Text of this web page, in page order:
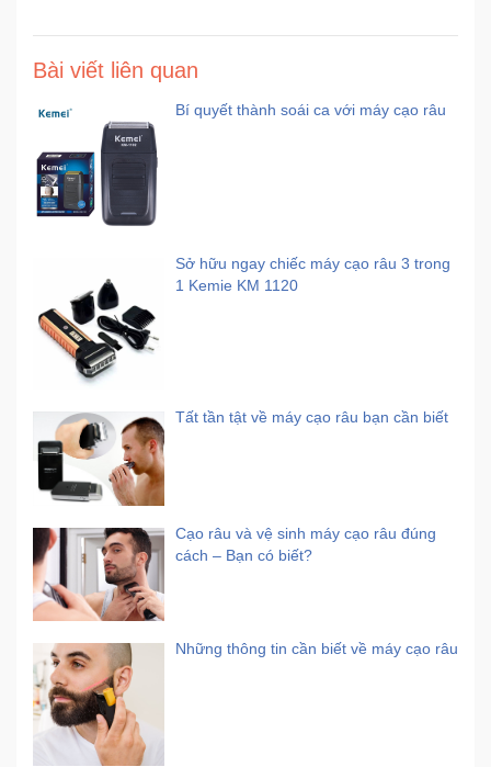
Bài viết liên quan
Bí quyết thành soái ca với máy cạo râu
Sở hữu ngay chiếc máy cạo râu 3 trong
1 Kemie KM 1120
Tất tần tật về máy cạo râu bạn cần biết
Cạo râu và vệ sinh máy cạo râu đúng
cách – Bạn có biết?
Những thông tin cần biết về máy cạo râu